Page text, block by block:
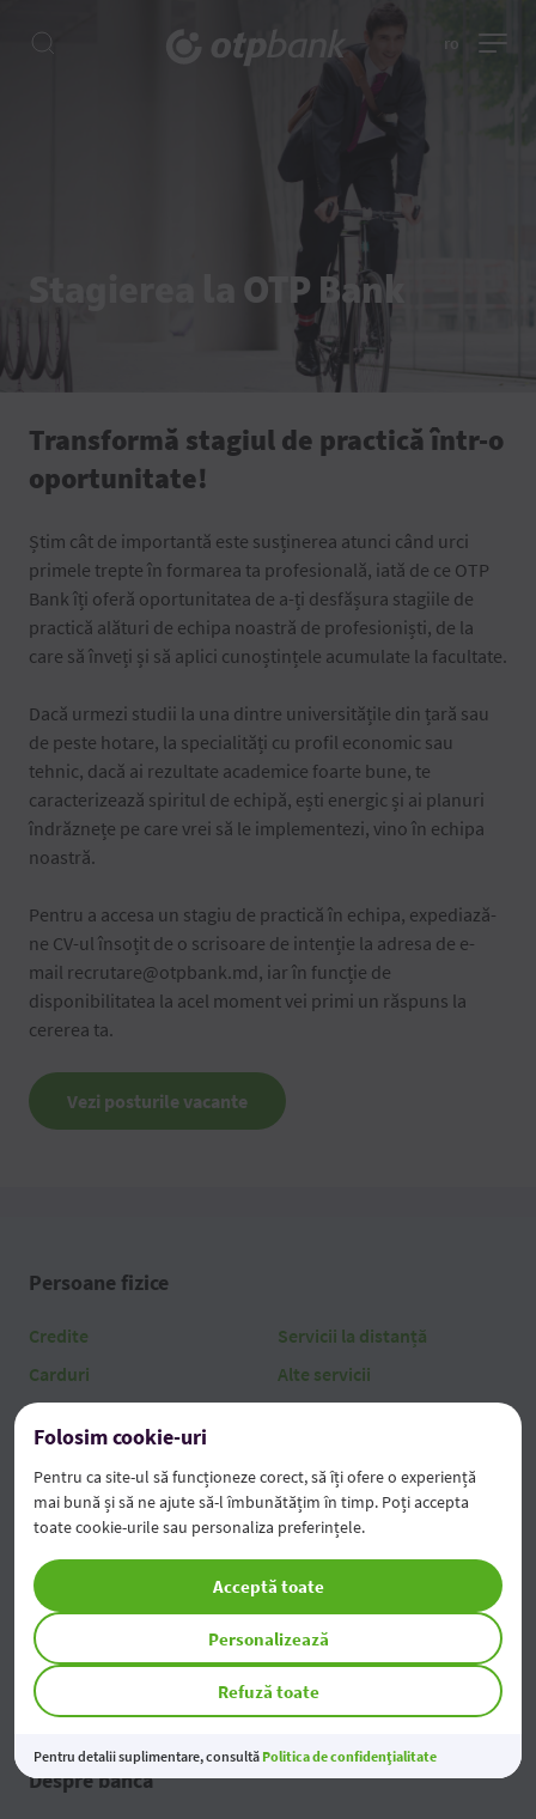
ro
Stagierea la OTP Bank
Transformă stagiul de practică într-o
oportunitate!
Știm cât de importantă este susținerea atunci când urci
primele trepte în formarea ta profesională, iată de ce OTP
Bank îți oferă oportunitatea de a-ți desfășura stagiile de
practică alături de echipa noastră de profesioniști, de la
care să înveți și să aplici cunoștințele acumulate la facultate.
Dacă urmezi studii la una dintre universitățile din țară sau
de peste hotare, la specialități cu profil economic sau
tehnic, dacă ai rezultate academice foarte bune, te
caracterizează spiritul de echipă, ești energic și ai planuri
îndrăznețe pe care vrei să le implementezi, vino în echipa
noastră.
Pentru a accesa un stagiu de practică în echipa, expediază-
ne CV-ul însoțit de o scrisoare de intenție la adresa de e-
mail recrutare@otpbank.md, iar în funcție de
disponibilitatea la acel moment vei primi un răspuns la
cererea ta.
Vezi posturile vacante
Persoane fizice
Credite
Carduri
Deservire curentă
Depozite și economii
Servicii la distanță
Alte servicii
Persoane juridice
Credite
Activitate curentă
Economii și investiții
Leasing
Factoring & Trade Finance
AgroFabrica
Alte servicii
Tarife
Despre bancă
Folosim cookie-uri
Pentru ca site-ul să funcționeze corect, să îți ofere o experiență
mai bună și să ne ajute să-l îmbunătățim în timp. Poți accepta
toate cookie-urile sau personaliza preferințele.
Refuză toate
Personalizează
Acceptă toate
Pentru detalii suplimentare, consultă Politica de confidențialitate